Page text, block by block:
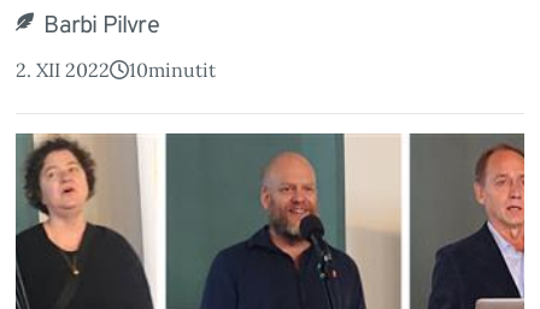
Barbi Pilvre
2. XII 2022 10minutit